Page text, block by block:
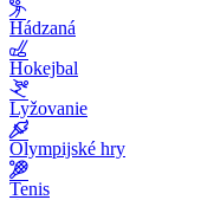
Hádzaná
Hokejbal
Lyžovanie
Olympijské hry
Tenis